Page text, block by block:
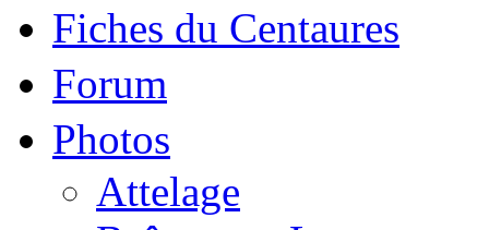
Fiches du Centaures
Forum
Photos
Attelage